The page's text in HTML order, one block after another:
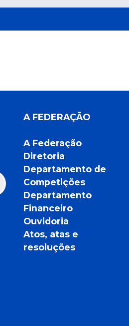
Pesquisar
A FEDERAÇÃO
A Federação
Diretoria
Departamento de
Competições
Departamento
Financeiro
Ouvidoria
Atos, atas e
resoluções